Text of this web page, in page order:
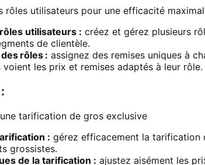
utilisateurs : créez et gérez plusieurs
de clientèle.
rôles : assignez des remises uniques à
les prix et remises adaptés à leur rôle.
: gérez efficacement la tarification
grossistes.
de la tarification : ajustez aisément les